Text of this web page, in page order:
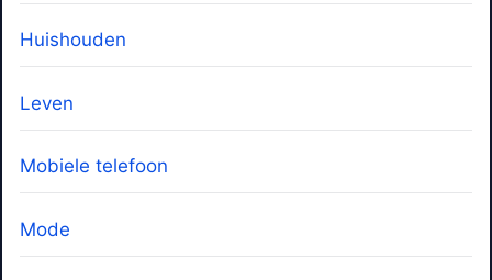
Huishouden
Leven
Mobiele telefoon
Mode